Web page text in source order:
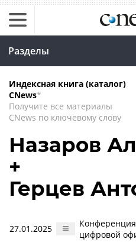
Разделы
Индексная книга (каталог)
CNews*
Получите все материалы
CNews по ключевому слову
Назаров
+
Герцев
27.01.2025
цифровой